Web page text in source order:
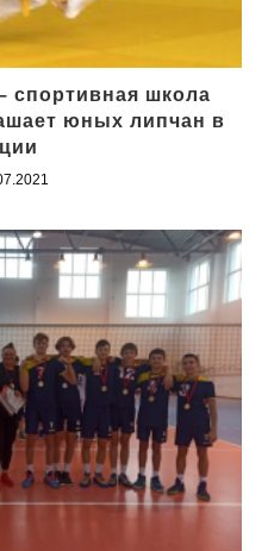
спортивная школа
юных липчан в